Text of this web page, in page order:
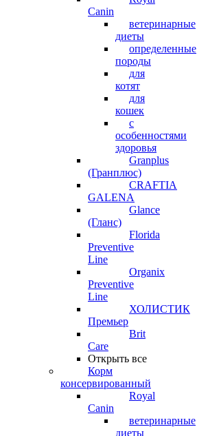
Canin
ветеринарные
диеты
определенные
породы
для
котят
для
кошек
с
особенностями
здоровья
Granplus
(Гранплюс)
CRAFTIA
GALENA
Glance
(Гланс)
Florida
Preventive
Line
Organix
Preventive
Line
ХОЛИСТИК
Премьер
Brit
Care
Открыть все
Корм
консервированный
Royal
Canin
ветеринарные
диеты